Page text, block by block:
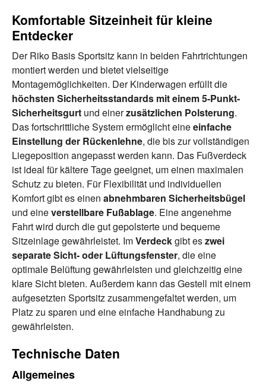
Komfortable Sitzeinheit für kleine
Entdecker
Der Riko Basis Sportsitz kann in beiden Fahrtrichtungen
montiert werden und bietet vielseitige
Montagemöglichkeiten. Der Kinderwagen erfüllt die
höchsten Sicherheitsstandards mit einem 5-Punkt-
Sicherheitsgurt und einerzusätzlichen Polsterung.
Das fortschrittliche System ermöglicht eineeinfache
Einstellung der Rückenlehne, die bis zur vollständigen
Liegeposition angepasst werden kann. Das Fußverdeck
ist ideal für kältere Tage geeignet, um einen maximalen
Schutz zu bieten. Für Flexibilität und individuellen
Komfort gibt es einen abnehmbaren Sicherheitsbügel
und eineverstellbare Fußablage. Eine angenehme
Fahrt wird durch die gut gepolsterte und bequeme
Sitzeinlage gewährleistet. ImVerdeckgibt eszwei
separate Sicht- oder Lüftungsfenster, die eine
optimale Belüftung gewährleisten und gleichzeitig eine
klare Sicht bieten. Außerdem kann das Gestell mit einem
aufgesetzten Sportsitz zusammengefaltet werden, um
Platz zu sparen und eine einfache Handhabung zu
gewährleisten.
Technische Daten
Allgemeines